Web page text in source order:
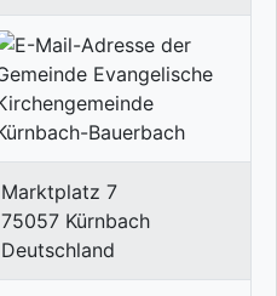
Marktplatz 7
75057 Kürnbach
Deutschland